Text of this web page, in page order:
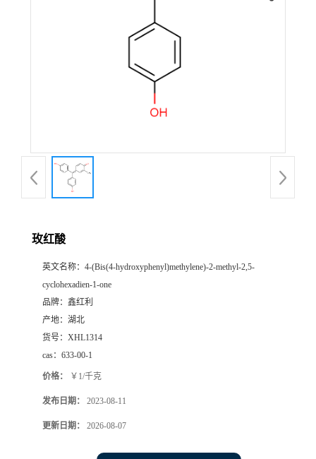
玫红酸
英文名称： 4-(Bis(4-hydroxyphenyl)methylene)-2-methyl-2,5-
cyclohexadien-1-one
品牌： 鑫红利
产地： 湖北
货号： XHL1314
cas： 633-00-1
价格： ￥1/千克
发布日期： 2023-08-11
更新日期： 2026-08-07